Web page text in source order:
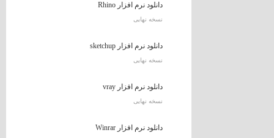
دانلود نرم افزار Rhino
نسخه نهایی
دانلود نرم افزار sketchup
نسخه نهایی
دانلود نرم افزار vray
نسخه نهایی
دانلود نرم افزار Winrar